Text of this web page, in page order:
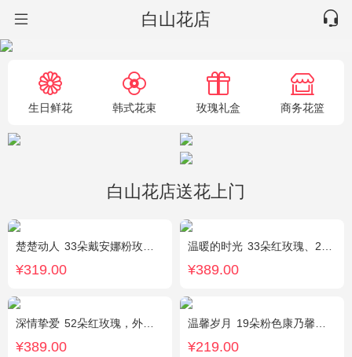
白山花店
生日鲜花 韩式花束 玫瑰礼盒 商务花篮
白山花店送花上门
楚楚动人 33朵戴安娜粉玫瑰，相思梅搭配
¥319.00
温暖的时光 33朵红玫瑰、2枝多头粉百合，搭配适量黄莺草、栀子叶间插。
¥389.00
深情挚爱 52朵红玫瑰，外围相思梅
¥389.00
温馨岁月 19朵粉色康乃馨，粉色满天星搭配
¥219.00